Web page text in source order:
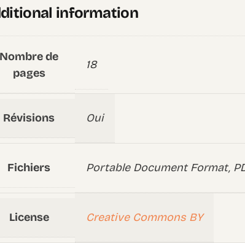
information
Nombre de
pages
18
Révisions Oui
Fichiers Portable Document Format,
License Creative Commons BY